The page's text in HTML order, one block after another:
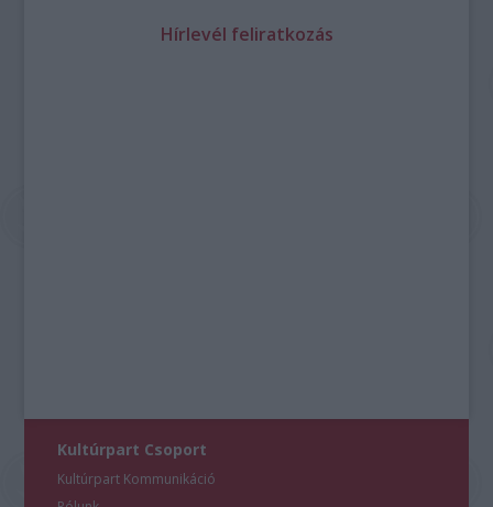
Hírlevél feliratkozás
Kultúrpart Csoport
Kultúrpart Kommunikáció